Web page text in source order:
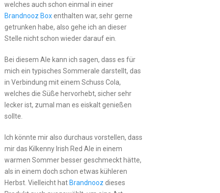
welches auch schon einmal in einer
Brandnooz Boxenthalten war, sehr gerne
getrunken habe, also gehe ich an dieser
Stelle nicht schon wieder darauf ein.
Bei diesem Ale kann ich sagen, dass es für
mich ein typisches Sommerale darstellt, das
in Verbindung mit einem Schuss Cola,
welches die Süße hervorhebt, sicher sehr
lecker ist, zumal man es eiskalt genießen
sollte.
Ich könnte mir also durchaus vorstellen, dass
mir das Kilkenny Irish Red Ale in einem
warmen Sommer besser geschmeckt hätte,
als in einem doch schon etwas kühleren
Herbst. Vielleicht hat Brandnooz dieses